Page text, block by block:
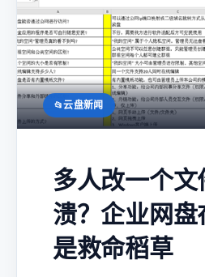
云盘新闻
多人改一个文
溃？企业网盘
是救命稻草